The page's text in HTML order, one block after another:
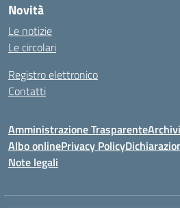
Novità
Le notizie
Le circolari
Registro elettronico
Contatti
Amministrazione Trasparente
Albo onlinePrivacy Policy
Note legali